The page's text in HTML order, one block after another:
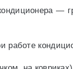
—
работе